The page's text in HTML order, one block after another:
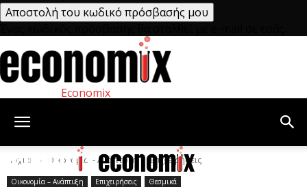
Economix
Αρχική Οικονομία – Ανάπτυξη Επιχειρήσεις
Οικονομία – Ανάπτυξη Επιχειρήσεις Θεσμικά